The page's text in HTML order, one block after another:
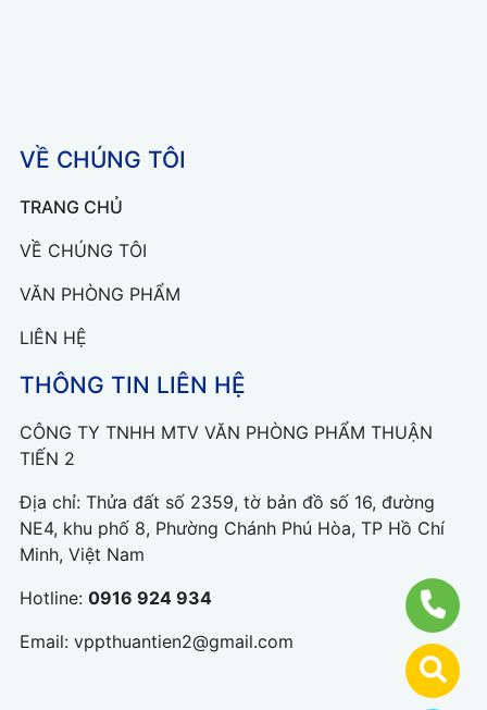
VỀ CHÚNG TÔI
TRANG CHỦ
VỀ CHÚNG TÔI
VĂN PHÒNG PHẨM
LIÊN HỆ
THÔNG TIN LIÊN HỆ
CÔNG TY TNHH MTV VĂN PHÒNG PHẨM THUẬN
TIẾN 2
Địa chỉ: Thửa đất số 2359, tờ bản đồ số 16, đường
NE4, khu phố 8, Phường Chánh Phú Hòa, TP Hồ Chí
Minh, Việt Nam
Hotline: 0916 924 934
Email: vppthuantien2@gmail.com